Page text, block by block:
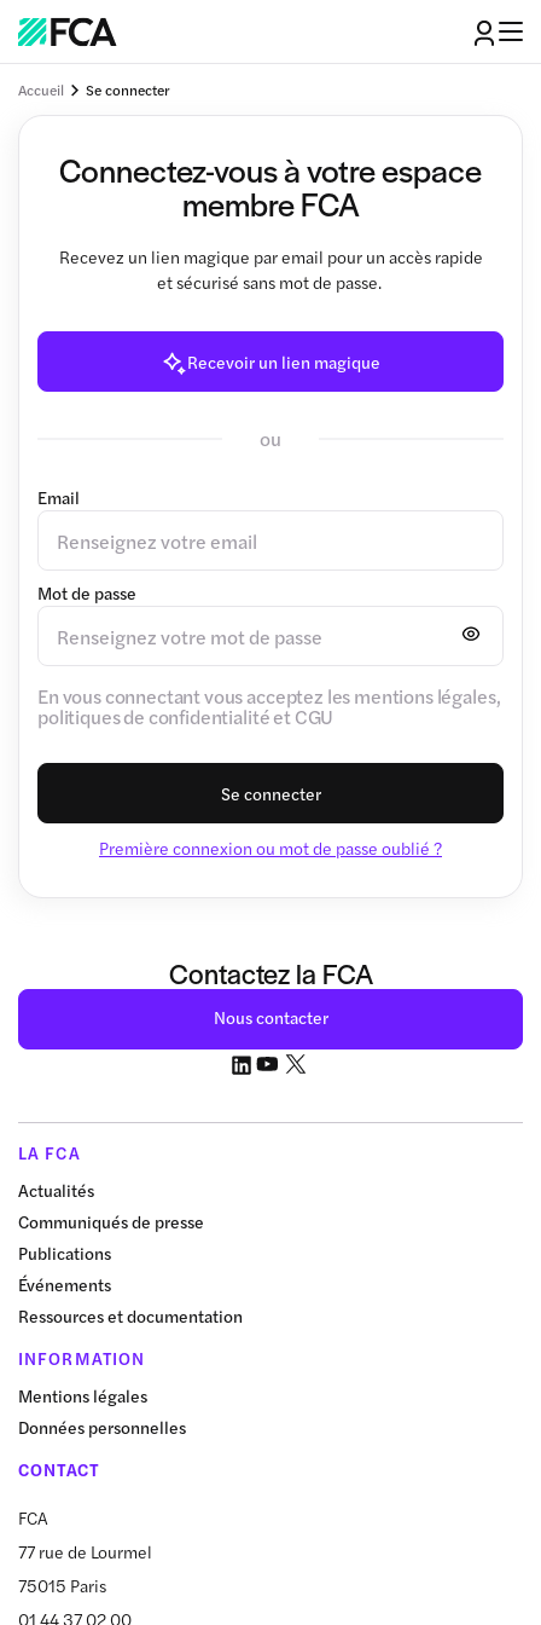
Accueil Se connecter
Connectez-vous à votre espace
membre FCA
Recevez un lien magique par email pour un accès rapide
et sécurisé sans mot de passe.
Recevoir un lien magique
ou
Email
Mot de passe
En vous connectant vous acceptez les mentions légales,
politiques de confidentialité et CGU
Se connecter
Première connexion ou mot de passe oublié ?
Contactez la FCA
Nous contacter
LA FCA
Actualités
Communiqués de presse
Publications
Événements
Ressources et documentation
INFORMATION
Mentions légales
Données personnelles
CONTACT
FCA
77 rue de Lourmel
75015 Paris
01 44 37 02 00